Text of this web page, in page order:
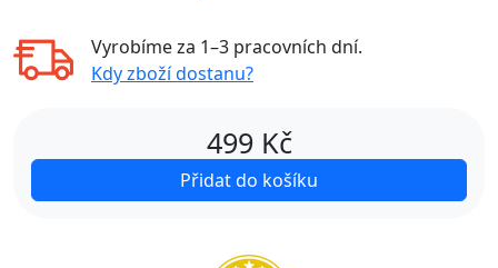
Vyrobíme za 1–3 pracovních dní.
Kdy zboží dostanu?
499 Kč
Přidat do košíku